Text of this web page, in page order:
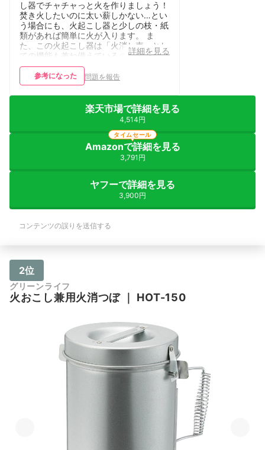
し器でチャチャっと火を作りましょう！
焚き火したいのに太い薪しかない…とい
う場合にも、火起こし器と少しの枝・紙
類があれば簡単に火が入ります。 ま
た、この火起こし器は「火消し壺」とし
ての機能も兼ね備えているので、キャン
プ場を撤収する際にも大活躍です。 燃
えカスや不完全燃焼になった薪・灰など
はきちんと消火・回収して市区町村指定
の方法でしっかりと処分してください
詳細を見る
参考になった 問題を報告
楽天市場で詳細を見る
4,514円
Amazonで詳細を見る
3,791円
タイムセール
ヤフーで詳細を見る
3,900円
コンテンツの誤りを送信する
2位
グリーンライフ
火おこし兼用火消つぼ｜ HOT-150